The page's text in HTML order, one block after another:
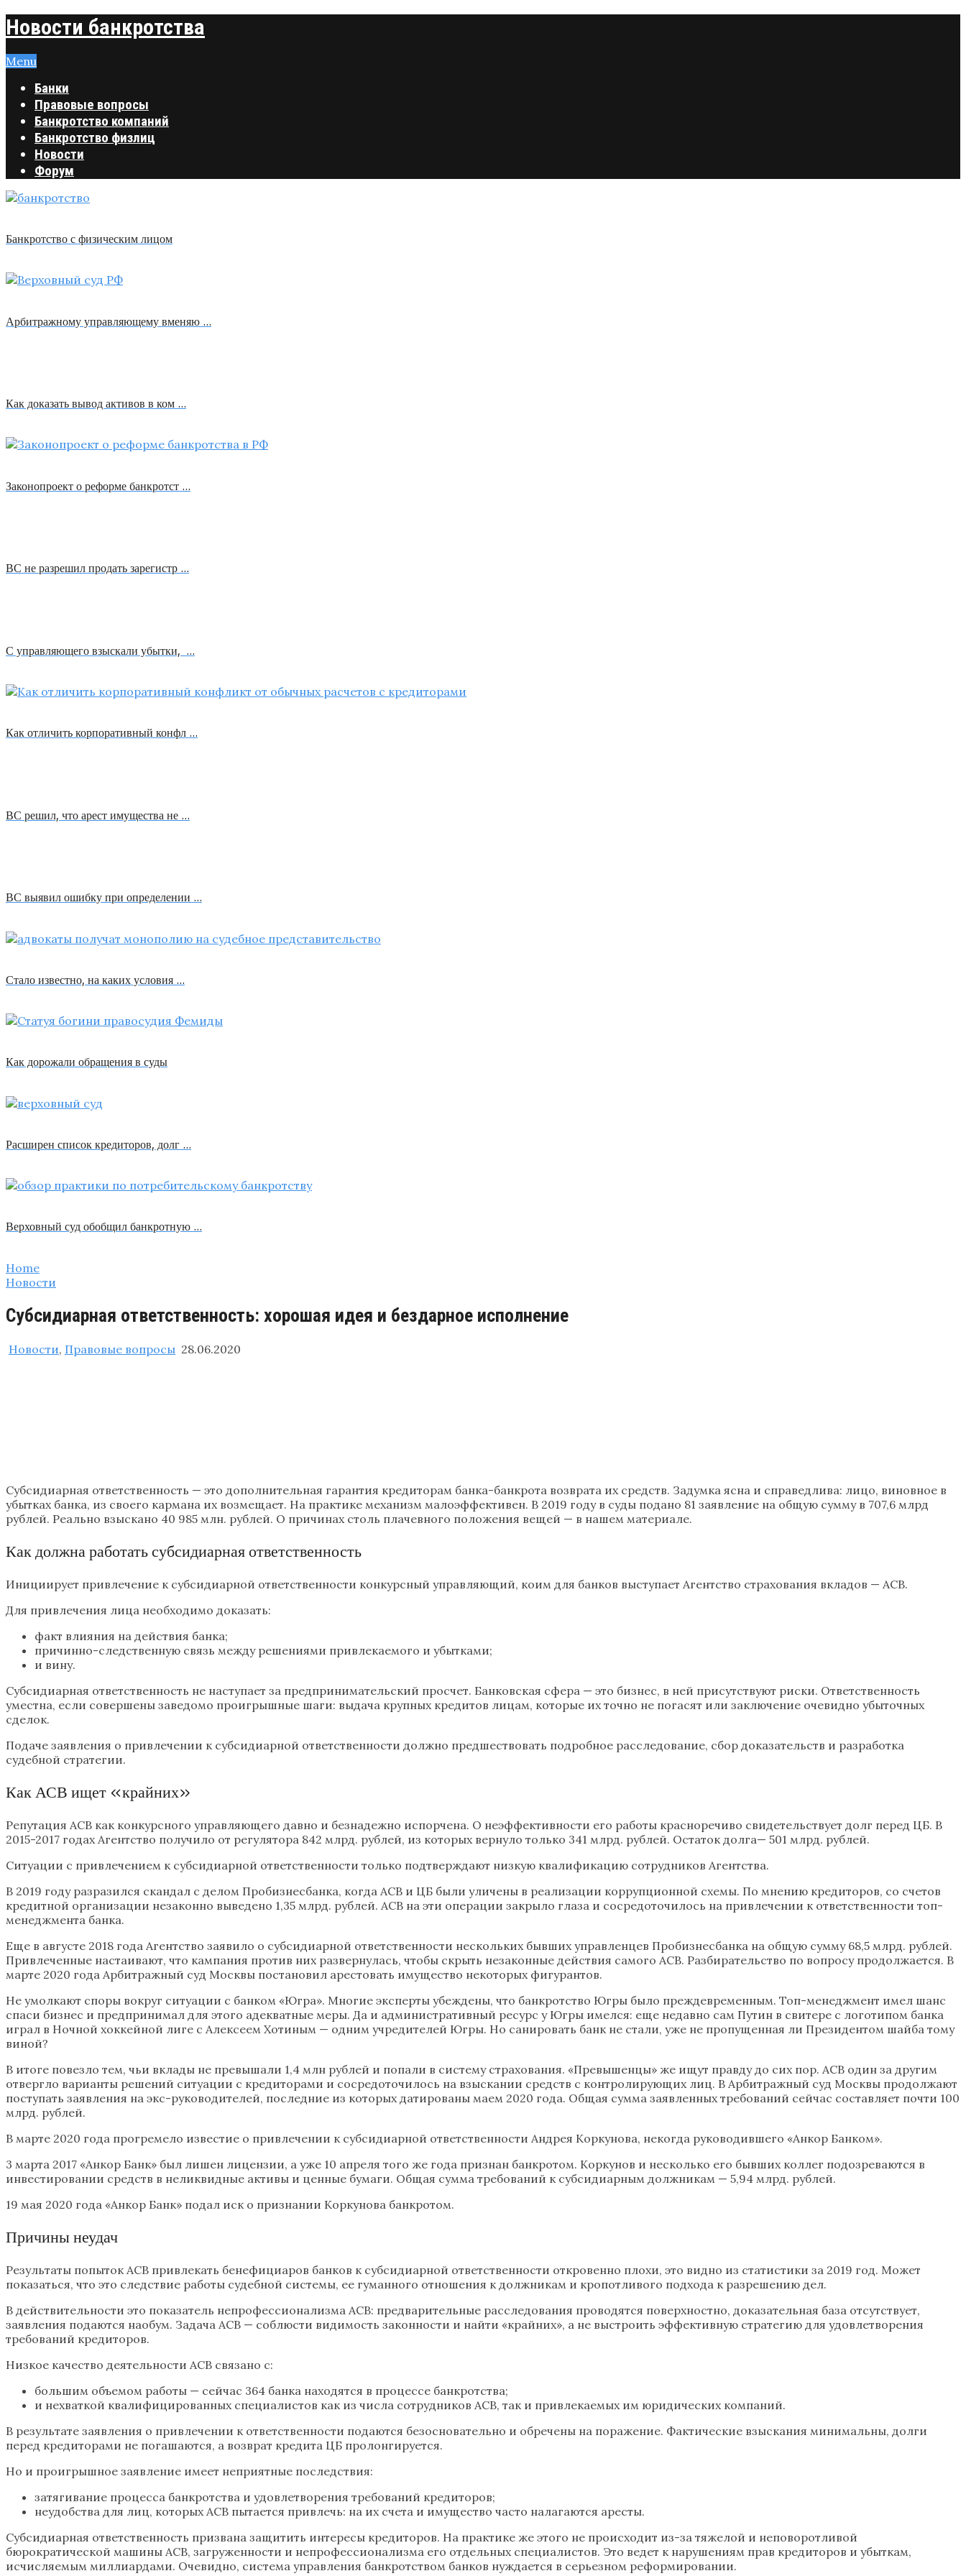
Новости банкротства
Menu
Банки
Правовые вопросы
Банкротство компаний
Банкротство физлиц
Новости
Форум
Банкротство с физическим лицом
Арбитражному управляющему вменяю …
Как доказать вывод активов в ком …
Законопроект о реформе банкротст …
ВС не разрешил продать зарегистр …
С управляющего взыскали убытки, …
Как отличить корпоративный конфл …
ВС решил, что арест имущества не …
ВС выявил ошибку при определении …
Стало известно, на каких условия …
Как дорожали обращения в суды
Расширен список кредиторов, долг …
Верховный суд обобщил банкротную …
Home
Новости
Субсидиарная ответственность: хорошая идея и бездарное исполнение
Новости, Правовые вопросы 28.06.2020
Субсидиарная ответственность — это дополнительная гарантия кредиторам банка-банкрота возврата их средств. Задумка ясна и справедлива: лицо, виновное в
убытках банка, из своего кармана их возмещает. На практике механизм малоэффективен. В 2019 году в суды подано 81 заявление на общую сумму в 707,6 млрд
рублей. Реально взыскано 40 985 млн. рублей. О причинах столь плачевного положения вещей — в нашем материале.
Как должна работать субсидиарная ответственность
Инициирует привлечение к субсидиарной ответственности конкурсный управляющий, коим для банков выступает Агентство страхования вкладов — АСВ.
Для привлечения лица необходимо доказать:
факт влияния на действия банка;
причинно-следственную связь между решениями привлекаемого и убытками;
и вину.
Субсидиарная ответственность не наступает за предпринимательский просчет. Банковская сфера — это бизнес, в ней присутствуют риски. Ответственность
уместна, если совершены заведомо проигрышные шаги: выдача крупных кредитов лицам, которые их точно не погасят или заключение очевидно убыточных
сделок.
Подаче заявления о привлечении к субсидиарной ответственности должно предшествовать подробное расследование, сбор доказательств и разработка
судебной стратегии.
Как АСВ ищет «крайних»
Репутация АСВ как конкурсного управляющего давно и безнадежно испорчена. О неэффективности его работы красноречиво свидетельствует долг перед ЦБ. В
2015-2017 годах Агентство получило от регулятора 842 млрд. рублей, из которых вернуло только 341 млрд. рублей. Остаток долга— 501 млрд. рублей.
Ситуации с привлечением к субсидиарной ответственности только подтверждают низкую квалификацию сотрудников Агентства.
В 2019 году разразился скандал с делом Пробизнесбанка, когда АСВ и ЦБ были уличены в реализации коррупционной схемы. По мнению кредиторов, со счетов
кредитной организации незаконно выведено 1,35 млрд. рублей. АСВ на эти операции закрыло глаза и сосредоточилось на привлечении к ответственности топ-
менеджмента банка.
Еще в августе 2018 года Агентство заявило о субсидиарной ответственности нескольких бывших управленцев Пробизнесбанка на общую сумму 68,5 млрд. рублей.
Привлеченные настаивают, что кампания против них развернулась, чтобы скрыть незаконные действия самого АСВ. Разбирательство по вопросу продолжается. В
марте 2020 года Арбитражный суд Москвы постановил арестовать имущество некоторых фигурантов.
Не умолкают споры вокруг ситуации с банком «Югра». Многие эксперты убеждены, что банкротство Югры было преждевременным. Топ-менеджмент имел шанс
спаси бизнес и предпринимал для этого адекватные меры. Да и административный ресурс у Югры имелся: еще недавно сам Путин в свитере с логотипом банка
играл в Ночной хоккейной лиге с Алексеем Хотиным — одним учредителей Югры. Но санировать банк не стали, уже не пропущенная ли Президентом шайба тому
виной?
В итоге повезло тем, чьи вклады не превышали 1,4 млн рублей и попали в систему страхования. «Превышенцы» же ищут правду до сих пор. АСВ один за другим
отвергло варианты решений ситуации с кредиторами и сосредоточилось на взыскании средств с контролирующих лиц. В Арбитражный суд Москвы продолжают
поступать заявления на экс-руководителей, последние из которых датированы маем 2020 года. Общая сумма заявленных требований сейчас составляет почти 100
млрд. рублей.
В марте 2020 года прогремело известие о привлечении к субсидиарной ответственности Андрея Коркунова, некогда руководившего «Анкор Банком».
3 марта 2017 «Анкор Банк» был лишен лицензии, а уже 10 апреля того же года признан банкротом. Коркунов и несколько его бывших коллег подозреваются в
инвестировании средств в неликвидные активы и ценные бумаги. Общая сумма требований к субсидиарным должникам — 5,94 млрд. рублей.
19 мая 2020 года «Анкор Банк» подал иск о признании Коркунова банкротом.
Причины неудач
Результаты попыток АСВ привлекать бенефициаров банков к субсидиарной ответственности откровенно плохи, это видно из статистики за 2019 год. Может
показаться, что это следствие работы судебной системы, ее гуманного отношения к должникам и кропотливого подхода к разрешению дел.
В действительности это показатель непрофессионализма АСВ: предварительные расследования проводятся поверхностно, доказательная база отсутствует,
заявления подаются наобум. Задача АСВ — соблюсти видимость законности и найти «крайних», а не выстроить эффективную стратегию для удовлетворения
требований кредиторов.
Низкое качество деятельности АСВ связано с:
большим объемом работы — сейчас 364 банка находятся в процессе банкротства;
и нехваткой квалифицированных специалистов как из числа сотрудников АСВ, так и привлекаемых им юридических компаний.
В результате заявления о привлечении к ответственности подаются безосновательно и обречены на поражение. Фактические взыскания минимальны, долги
перед кредиторами не погашаются, а возврат кредита ЦБ пролонгируется.
Но и проигрышное заявление имеет неприятные последствия:
затягивание процесса банкротства и удовлетворения требований кредиторов;
неудобства для лиц, которых АСВ пытается привлечь: на их счета и имущество часто налагаются аресты.
Субсидиарная ответственность призвана защитить интересы кредиторов. На практике же этого не происходит из-за тяжелой и неповоротливой
бюрократической машины АСВ, загруженности и непрофессионализма его отдельных специалистов. Это ведет к нарушениям прав кредиторов и убыткам,
исчисляемым миллиардами. Очевидно, система управления банкротством банков нуждается в серьезном реформировании.